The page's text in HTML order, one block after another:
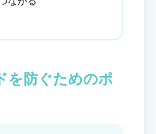
を防ぐためのポ